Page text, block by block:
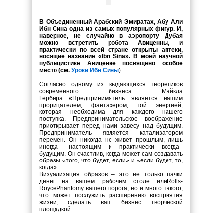
В Объединенный Арабский Эмиратах, Абу Али
Ибн Сина одна из самых популярных фигур. И,
наверное, не случайно в аэропорту Дубая
можно встретить робота Авиценны, и
практически по всей стране открыты аптеки,
носящие название «Ibn Sina». В моей научной
публицистике Авиценне посвящено особое
место (см. Уроки Ибн Сины)
Согласно одному из выдающихся теоретиков
современного бизнеса Майкла
Гербера« Предприниматель является нашим
прорицателем, фантазером, той энергией,
которая необходима для каждого нашего
поступка. Предпринимательское воображение
приоткрывает перед нами завесу над будущим.
Предприниматель является катализатором
перемен. Он никогда не живет прошлым, лишь
иногда– настоящим и практически всегда–
будущим. Он счастлив, когда может сам создавать
образы «того, что будет, если» и «если будет, то,
когда».
Визуализация образов – это не только пачки
денег на вашем рабочем столе илиRolls-
RoycePhantomу вашего порога, но и много такого,
что может послужить расширению восприятия
жизни, сделать ваш бизнес творческой
площадкой.